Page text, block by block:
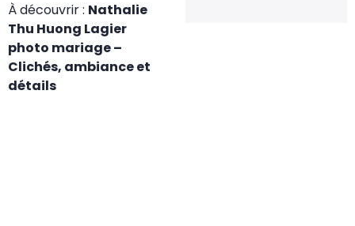
À découvrir : Nathalie
Thu Huong Lagier
photo mariage –
Clichés, ambiance et
détails